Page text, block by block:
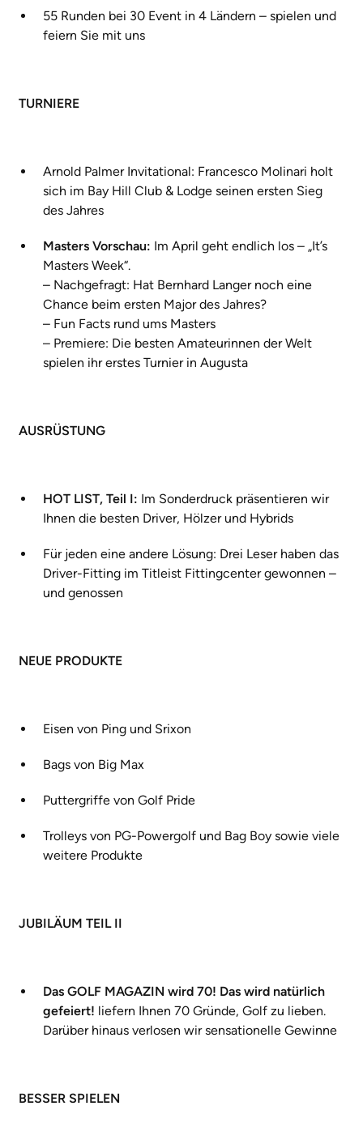
55 Runden bei 30 Event in 4 Ländern – spielen und
feiern Sie mit uns
TURNIERE
Arnold Palmer Invitational: Francesco Molinari holt
sich im Bay Hill Club & Lodge seinen ersten Sieg
des Jahres
Masters Vorschau: Im April geht endlich los – „It’s
Masters Week“.
– Nachgefragt: Hat Bernhard Langer noch eine
Chance beim ersten Major des Jahres?
– Fun Facts rund ums Masters
– Premiere: Die besten Amateurinnen der Welt
spielen ihr erstes Turnier in Augusta
AUSRÜSTUNG
HOT LIST, Teil I: Im Sonderdruck präsentieren wir
Ihnen die besten Driver, Hölzer und Hybrids
Für jeden eine andere Lösung: Drei Leser haben das
Driver-Fitting im Titleist Fittingcenter gewonnen –
und genossen
NEUE PRODUKTE
Eisen von Ping und Srixon
Bags von Big Max
Puttergriffe von Golf Pride
Trolleys von PG-Powergolf und Bag Boy sowie viele
weitere Produkte
JUBILÄUM TEIL II
Das GOLF MAGAZIN wird 70! Das wird natürlich
gefeiert! liefern Ihnen 70 Gründe, Golf zu lieben.
Darüber hinaus verlosen wir sensationelle Gewinne
BESSER SPIELEN